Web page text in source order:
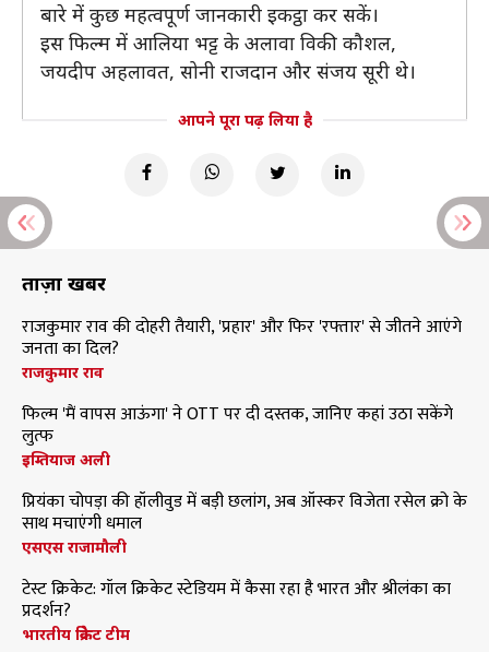
बारे में कुछ महत्वपूर्ण जानकारी इकट्ठा कर सकें।
इस फिल्म में आलिया भट्ट के अलावा विकी कौशल,
जयदीप अहलावत, सोनी राजदान और संजय सूरी थे।
आपने पूरा पढ़ लिया है
ताज़ा खबरें
राजकुमार राव की दोहरी तैयारी, 'प्रहार' और फिर 'रफ्तार' से जीतने आएंगे
जनता का दिल?
राजकुमार राव
फिल्म 'मैं वापस आऊंगा' ने OTT पर दी दस्तक, जानिए कहां उठा सकेंगे
लुत्फ
इम्तियाज अली
प्रियंका चोपड़ा की हॉलीवुड में बड़ी छलांग, अब ऑस्कर विजेता रसेल क्रो के
साथ मचाएंगी धमाल
एसएस राजामौली
टेस्ट क्रिकेट: गॉल क्रिकेट स्टेडियम में कैसा रहा है भारत और श्रीलंका का
प्रदर्शन?
भारतीय क्रिकेट टीम